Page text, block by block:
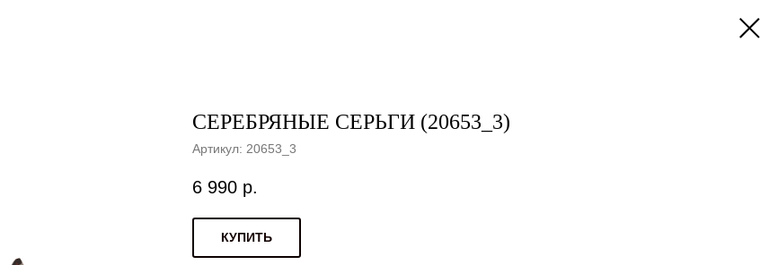
СЕРЕБРЯНЫЕ СЕРЬГИ (20653_3)
Артикул: 20653_3
6 990 р.
КУПИТЬ